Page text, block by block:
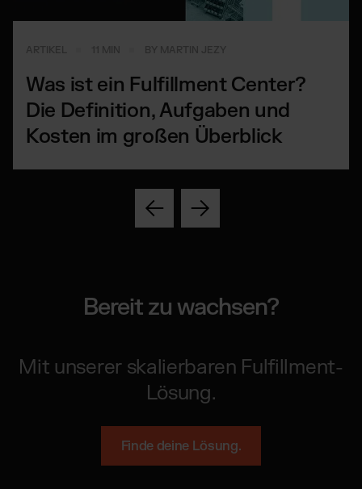
Was ist ein Fulfillment Center?
Die Definition, Aufgaben und
Kosten im großen Überblick
Bereit zu wachsen?
Mit unserer skalierbaren Fulfillment-
Lösung.
Finde deine Lösung.